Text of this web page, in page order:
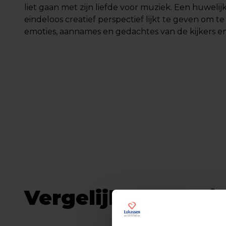
liet gaan met zijn liefde voor muziek. Een
eindeloos creatief perspectief lijkt te geven om
emoties, aannames en gedachtes van de kijkers
Vergelijkbare